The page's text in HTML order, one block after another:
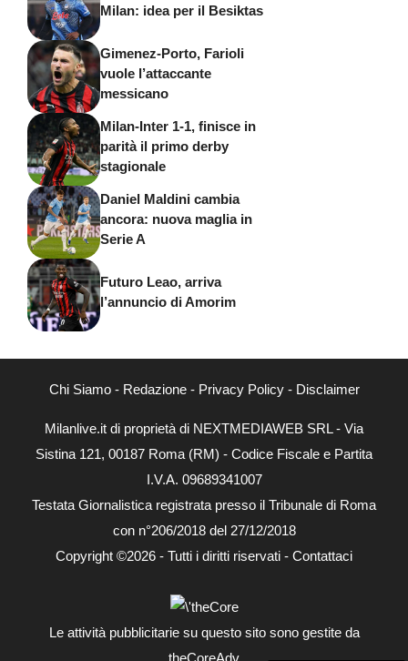
Milan: idea per il Besiktas
Gimenez-Porto, Farioli
vuole l’attaccante
messicano
Milan-Inter 1-1, finisce in
parità il primo derby
stagionale
Daniel Maldini cambia
ancora: nuova maglia in
Serie A
Futuro Leao, arriva
l’annuncio di Amorim
Chi Siamo- Redazione- Privacy Policy- Disclaimer
Milanlive.it di proprietà di NEXTMEDIAWEB SRL - Via
Sistina 121, 00187 Roma (RM) - Codice Fiscale e Partita
I.V.A. 09689341007
Testata Giornalistica registrata presso il Tribunale di Roma
con n°206/2018 del 27/12/2018
Copyright ©2026 - Tutti i diritti riservati - Contattaci
Le attività pubblicitarie su questo sito sono gestite da
theCoreAdv